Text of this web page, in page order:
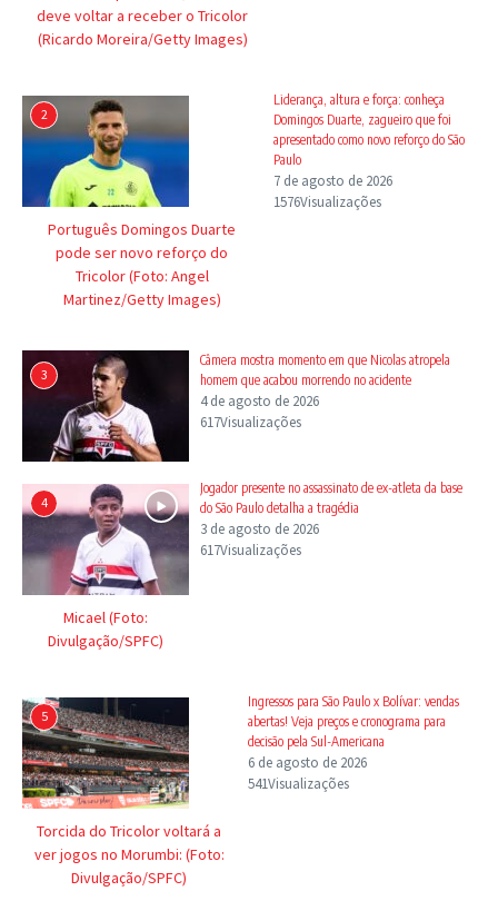
deve voltar a receber o Tricolor
(Ricardo Moreira/Getty Images)
2
Português Domingos Duarte
pode ser novo reforço do
Tricolor (Foto: Angel
Martinez/Getty Images)
Liderança, altura e força: conheça
Domingos Duarte, zagueiro que foi
apresentado como novo reforço do São
Paulo
7 de agosto de 2026
1576Visualizações
3
Câmera mostra momento em que Nicolas atropela
homem que acabou morrendo no acidente
4 de agosto de 2026
617Visualizações
4
Micael (Foto:
Divulgação/SPFC)
Jogador presente no assassinato de ex-atleta da base
do São Paulo detalha a tragédia
3 de agosto de 2026
617Visualizações
5
Torcida do Tricolor voltará a
ver jogos no Morumbi: (Foto:
Divulgação/SPFC)
Ingressos para São Paulo x Bolívar: vendas
abertas! Veja preços e cronograma para
decisão pela Sul-Americana
6 de agosto de 2026
541Visualizações